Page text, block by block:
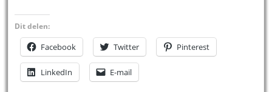
Dit delen:
Facebook Twitter Pinterest
LinkedIn E-mail